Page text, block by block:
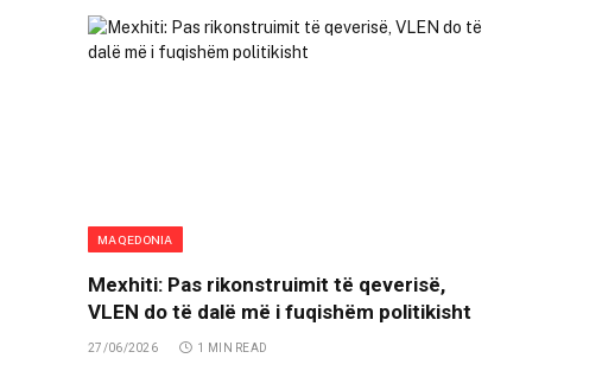
MAQEDONIA
Mexhiti: Pas rikonstruimit të qeverisë,
VLEN do të dalë më i fuqishëm politikisht
27/06/2026 1 MIN READ